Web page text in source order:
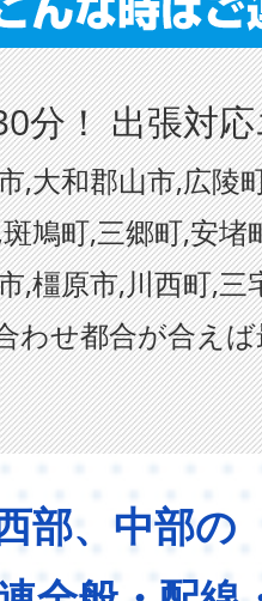
分！ 出張対
,大和郡山市,広陵
鳩町,三郷町,安
,橿原市,川西町,三
わせ都合が合え
部、中部の